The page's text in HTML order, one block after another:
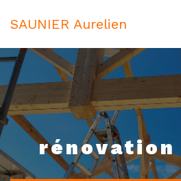
SAUNIER Aurelien
rénovation